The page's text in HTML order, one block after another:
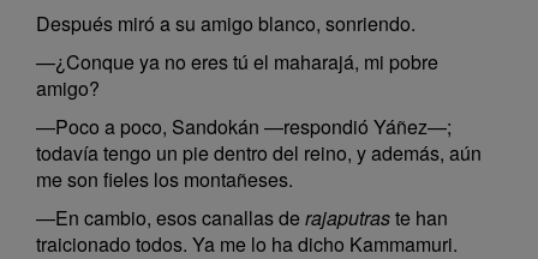
Después miró a su amigo blanco, sonriendo.
—¿Conque ya no eres tú el maharajá, mi pobre
amigo?
—Poco a poco, Sandokán —respondió Yáñez—;
todavía tengo un pie dentro del reino, y además, aún
me son fieles los montañeses.
—En cambio, esos canallas de rajaputraste han
traicionado todos. Ya me lo ha dicho Kammamuri.